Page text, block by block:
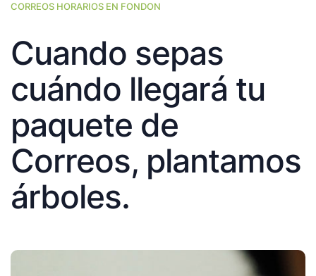
CORREOS HORARIOS EN FONDON
Cuando sepas
cuándo llegará tu
paquete de
Correos, plantamos
árboles.